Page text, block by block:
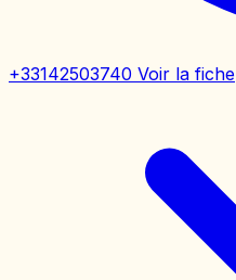
+33142503740 Voir la fiche